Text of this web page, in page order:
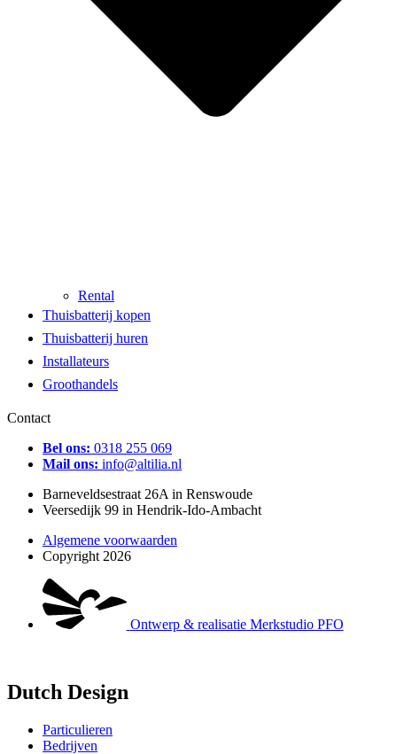
Rental
Thuisbatterij kopen
Thuisbatterij huren
Installateurs
Groothandels
Contact
Bel ons: 0318 255 069
Mail ons: info@altilia.nl
Barneveldsestraat 26A in Renswoude
Veersedijk 99 in Hendrik-Ido-Ambacht
Algemene voorwaarden
Copyright 2026
Ontwerp & realisatie Merkstudio PFO
Dutch Design
Particulieren
Bedrijven